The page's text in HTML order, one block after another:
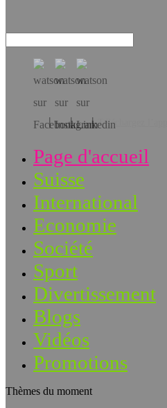
Téléchargez l’app!
Page d'accueil
Suisse
International
Economie
Société
Sport
Divertissement
Blogs
Vidéos
Promotions
Thèmes du moment